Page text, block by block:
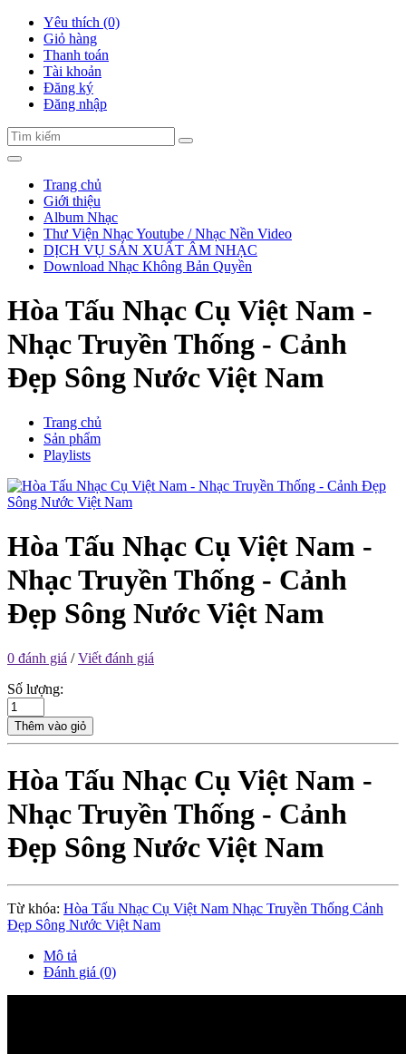
Yêu thích (0)
Giỏ hàng
Thanh toán
Tài khoản
Đăng ký
Đăng nhập
Trang chủ
Giới thiệu
Album Nhạc
Thư Viện Nhạc Youtube / Nhạc Nền Video
DỊCH VỤ SẢN XUẤT ÂM NHẠC
Download Nhạc Không Bản Quyền
Hòa Tấu Nhạc Cụ Việt Nam -
Nhạc Truyền Thống - Cảnh
Đẹp Sông Nước Việt Nam
Trang chủ
Sản phẩm
Playlists
Hòa Tấu Nhạc Cụ Việt Nam -
Nhạc Truyền Thống - Cảnh
Đẹp Sông Nước Việt Nam
0 đánh giá /Viết đánh giá
Số lượng:
Thêm vào giỏ
Hòa Tấu Nhạc Cụ Việt Nam -
Nhạc Truyền Thống - Cảnh
Đẹp Sông Nước Việt Nam
Từ khóa: Hòa Tấu Nhạc Cụ Việt Nam Nhạc Truyền Thống Cảnh
Đẹp Sông Nước Việt Nam
Mô tả
Đánh giá (0)